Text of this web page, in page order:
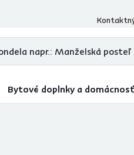
Bytové doplnky a domácnosť